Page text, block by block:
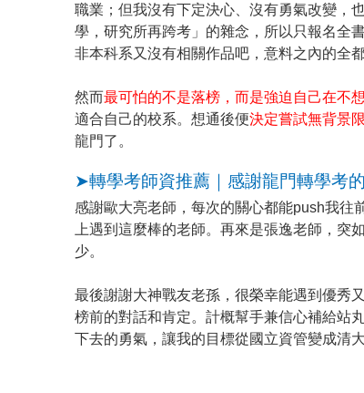
職業；但我沒有下定決心、沒有勇氣改變，
學，研究所再跨考」的雜念，所以只報名全
非本科系又沒有相關作品吧，意料之內的全都
然而最可怕的不是落榜，而是強迫自己在不
適合自己的校系。想通後便決定嘗試無背景
龍門了。
➤轉學考師資推薦｜感謝龍門轉學考
感謝歐大亮老師，每次的關心都能push我往
上遇到這麼棒的老師。再來是張逸老師，
少。
最後謝謝大神戰友老孫，很榮幸能遇到優秀
榜前的對話和肯定。計概幫手兼信心補給站
下去的勇氣，讓我的目標從國立資管變成清大